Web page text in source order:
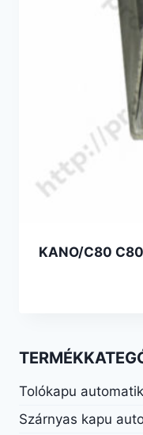
KANO/C80
Tolókapu
Szárnyas kapu